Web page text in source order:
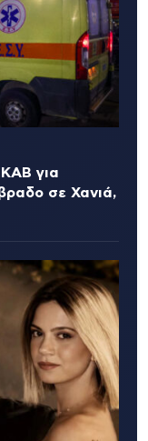
για
σε Χανιά,